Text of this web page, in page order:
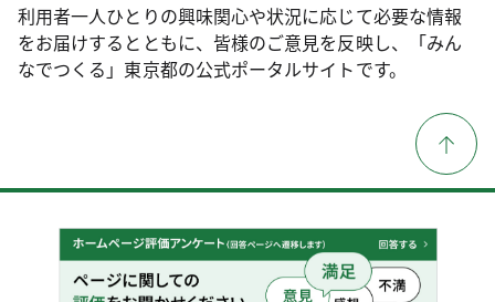
利用者一人ひとりの興味関心や状況に応じて必要な情報
をお届けするとともに、皆様のご意見を反映し、「みん
なでつくる」東京都の公式ポータルサイトです。